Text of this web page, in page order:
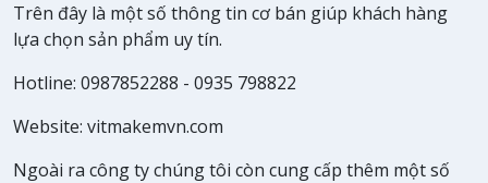
Trên đây là một số thông tin cơ bán giúp khách hàng
lựa chọn sản phẩm uy tín.
Hotline: 0987852288 - 0935 798822
Website: vitmakemvn.com
Ngoài ra công ty chúng tôi còn cung cấp thêm một số